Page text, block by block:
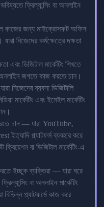
ফ্রিল্যান্সিং বা অনলাইন
কাজের জন্য মাইক্রোসফট অফিস
নিজেদের কর্মক্ষেত্রে দক্ষতা
এবং ডিজিটাল মার্কেটিং শিখতে
অনলাইন জগতে কাজ করতে চান।
নিজেদের ব্যবসা ডিজিটালি
মার্কেটিং এবং ইমেইল মার্কেটিং
চান — যারা YouTube,
প্ল্যাটফর্ম ব্যবহার করে
বা ডিজিটাল মার্কেটিং-এ
ইচ্ছুক ব্যক্তিরা — যারা ঘরে
বা অনলাইন মার্কেটিং
প্ল্যাটফর্মে কাজ করে